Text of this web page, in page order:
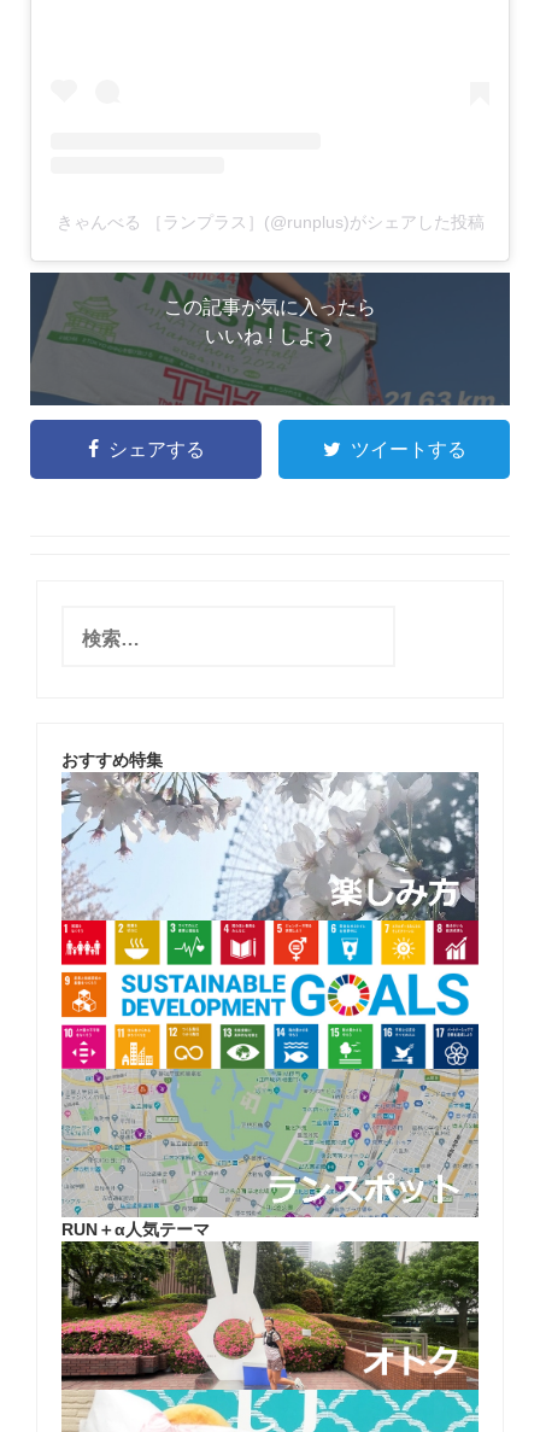
きゃんべる ［ランプラス］(@runplus)がシェアした投稿
この記事が気に入ったら
いいね ! しよう
シェアする ツイートする
おすすめ特集
RUN＋α人気テーマ